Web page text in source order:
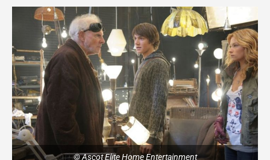
© Ascot Elite Home Entertainment